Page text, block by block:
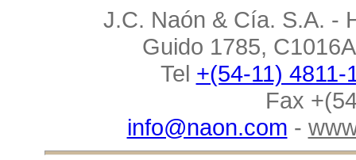
J.C. Naón & Cía. S.A. -
Guido 1785,
Tel +(54-11) 4811-
Fax
info@naon.com -